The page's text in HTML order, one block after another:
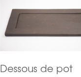
Dessous de pot